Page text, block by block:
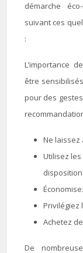
démarche
suivant ces
:
L’importance
être
pour des
Ne laissez
Utilisez
disposition.
Privilégiez
Achetez
De